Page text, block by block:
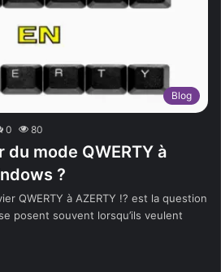
Blog
0 80
mode QWERTY à
?
QWERTY à AZERTY !? est la question
posent souvent lorsqu’ils veulent